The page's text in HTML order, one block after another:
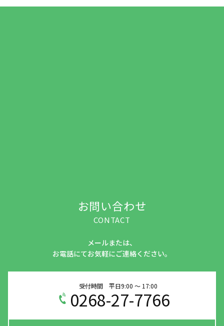
お問い合わせ
CONTACT
メールまたは、
お電話にてお気軽にご連絡ください。
受付時間 平日9:00 ～ 17:00
0268-27-7766